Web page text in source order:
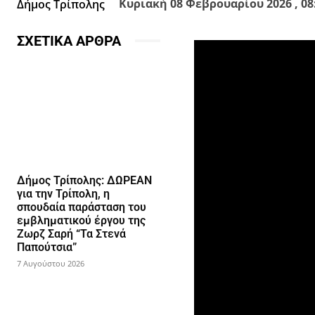
Δήμος Τρίπολης Κυριακή 08 Φεβρουαρίου 2026 ,
ΣΧΕΤΙΚΑ ΑΡΘΡΑ
Δήμος Τρίπολης: ΔΩΡΕΑΝ
για την Τρίπολη, η
σπουδαία παράσταση του
εμβληματικού έργου της
Ζωρζ Σαρή “Τα Στενά
Παπούτσια”
7 Αυγούστου 2026